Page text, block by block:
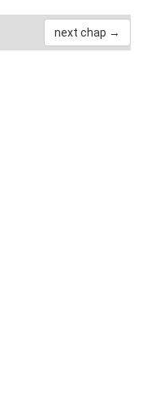
next chap →